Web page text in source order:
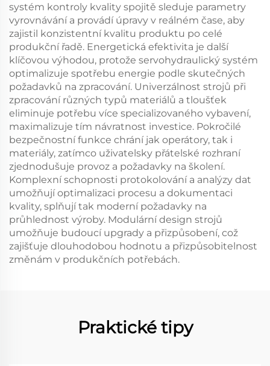
systém kontroly kvality spojitě sleduje parametry
vyrovnávání a provádí úpravy v reálném čase, aby
zajistil konzistentní kvalitu produktu po celé
produkční řadě. Energetická efektivita je další
klíčovou výhodou, protože servohydraulický systém
optimalizuje spotřebu energie podle skutečných
požadavků na zpracování. Univerzálnost strojů při
zpracování různých typů materiálů a tloušťek
eliminuje potřebu více specializovaného vybavení,
maximalizuje tím návratnost investice. Pokročilé
bezpečnostní funkce chrání jak operátory, tak i
materiály, zatímco uživatelsky přátelské rozhraní
zjednodušuje provoz a požadavky na školení.
Komplexní schopnosti protokolování a analýzy dat
umožňují optimalizaci procesu a dokumentaci
kvality, splňují tak moderní požadavky na
průhlednost výroby. Modulární design strojů
umožňuje budoucí upgrady a přizpůsobení, což
zajišťuje dlouhodobou hodnotu a přizpůsobitelnost
změnám v produkčních potřebách.
Praktické tipy